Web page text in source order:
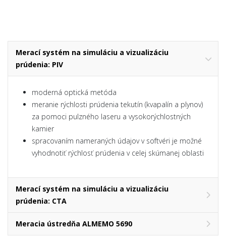
Merací systém na simuláciu a vizualizáciu
prúdenia: PIV
moderná optická metóda
meranie rýchlosti prúdenia tekutín (kvapalín a plynov)
za pomoci pulzného laseru a vysokorýchlostných
kamier
spracovaním nameraných údajov v softvéri je možné
vyhodnotiť rýchlosť prúdenia v celej skúmanej oblasti
Merací systém na simuláciu a vizualizáciu
prúdenia: CTA
Meracia ústredňa ALMEMO 5690